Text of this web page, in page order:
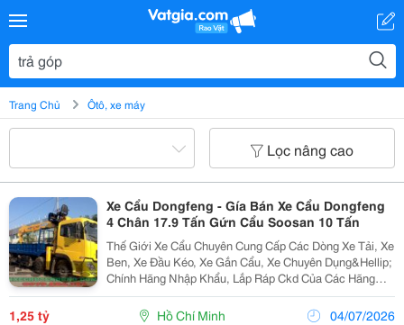
Trang Chủ Ôtô, xe máy
Lọc nâng cao
Xe Cẩu Dongfeng - Gía Bán Xe Cẩu Dongfeng
4 Chân 17.9 Tấn Gứn Cẩu Soosan 10 Tấn
Thế Giới Xe Cẩu Chuyên Cung Cấp Các Dòng Xe Tải, Xe
Ben, Xe Đầu Kéo, Xe Gắn Cẩu, Xe Chuyên Dụng&Hellip;
Chính Hãng Nhập Khẩu, Lắp Ráp Ckd Của Các Hãng
Thương Hiệu Isuzu, Hino, Fuso, Hyundai&Hellip; Cam
Kết Hỗ Trợ Trả Góp Lên Đến 90% Giá Trị Xe, Lãi S
1,25 tỷ Hồ Chí Minh 04/07/2026